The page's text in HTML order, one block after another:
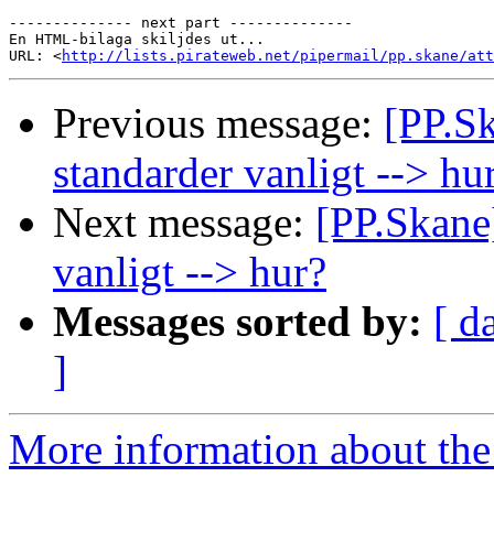
-------------- next part --------------
En HTML-bilaga skiljdes ut...
URL: <http://lists.pirateweb.net/pipermail/pp.skane/
Previous message:
standarder vanligt -->
Next message:
vanligt --> hur?
Messages sorted by: [
]
More information about